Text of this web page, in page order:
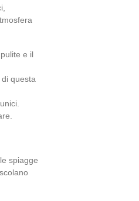
e il
questa
spiagge